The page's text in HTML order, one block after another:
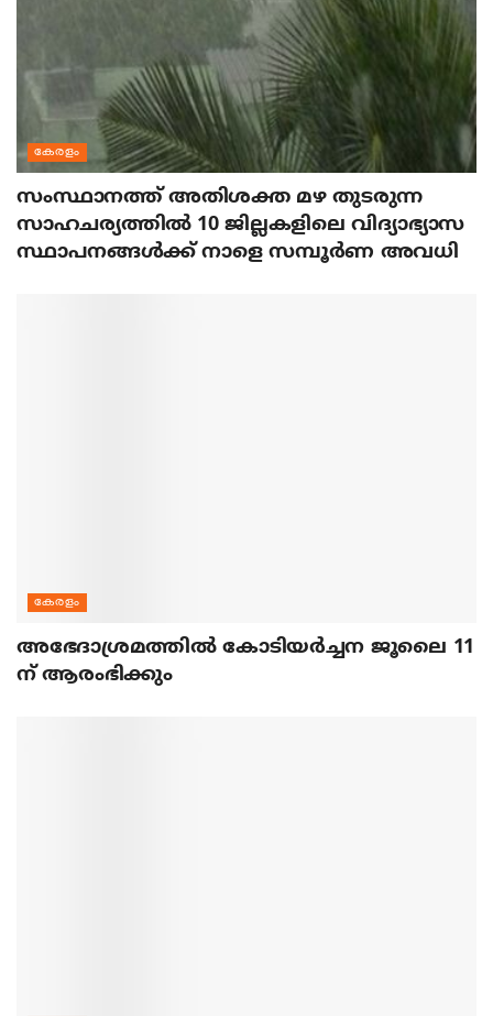
കേരളം
സംസ്ഥാനത്ത് അതിശക്ത മഴ തുടരുന്ന
സാഹചര്യത്തിൽ 10 ജില്ലകളിലെ വിദ്യാഭ്യാസ
സ്ഥാപനങ്ങൾക്ക് നാളെ സമ്പൂർണ അവധി
കേരളം
അഭേദാശ്രമത്തില്‍ കോടിയര്‍ച്ചന ജൂലൈ 11
ന് ആരംഭിക്കും